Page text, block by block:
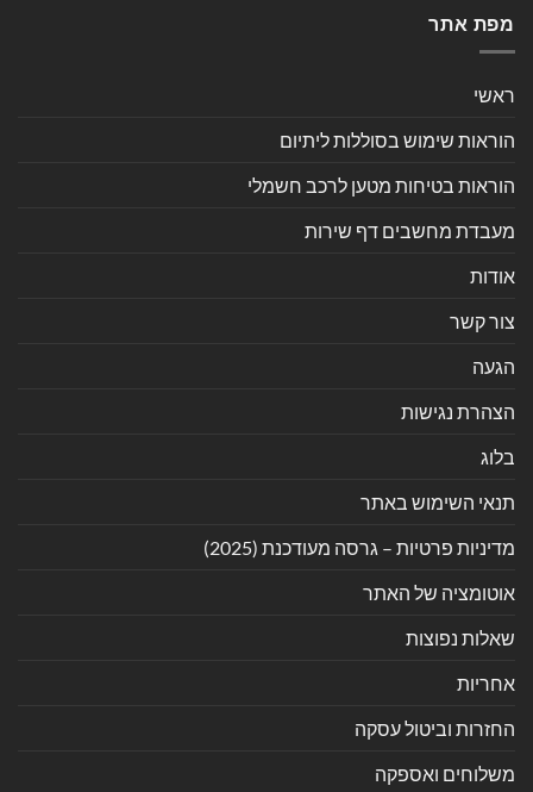
מפת אתר
ראשי
הוראות שימוש בסוללות ליתיום
הוראות בטיחות מטען לרכב חשמלי
מעבדת מחשבים דף שירות
אודות
צור קשר
הגעה
הצהרת נגישות
בלוג
תנאי השימוש באתר
מדיניות פרטיות – גרסה מעודכנת (2025)
אוטומציה של האתר
שאלות נפוצות
אחריות
החזרות וביטול עסקה
משלוחים ואספקה